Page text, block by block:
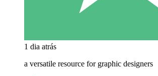
1 dia atrás
a versatile resource for graphic designers